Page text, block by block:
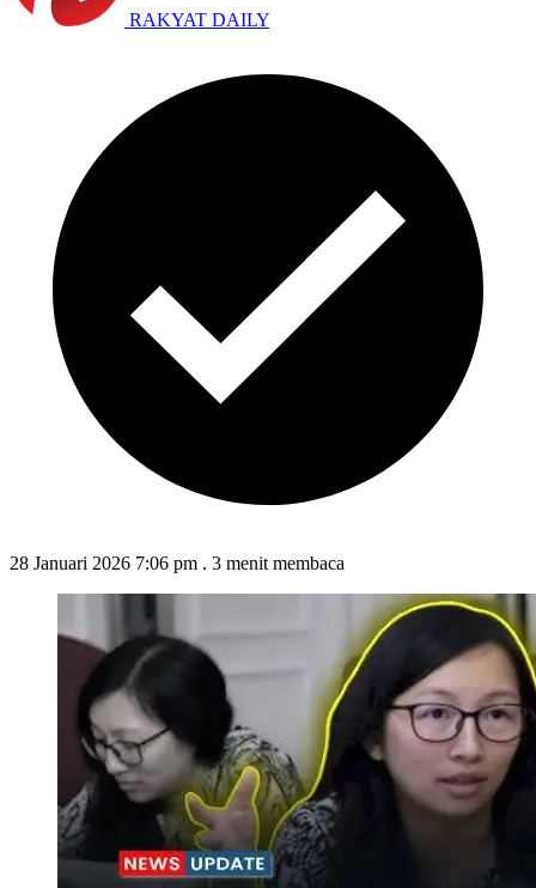
RAKYAT DAILY
28 Januari 2026 7:06 pm . 3 menit membaca